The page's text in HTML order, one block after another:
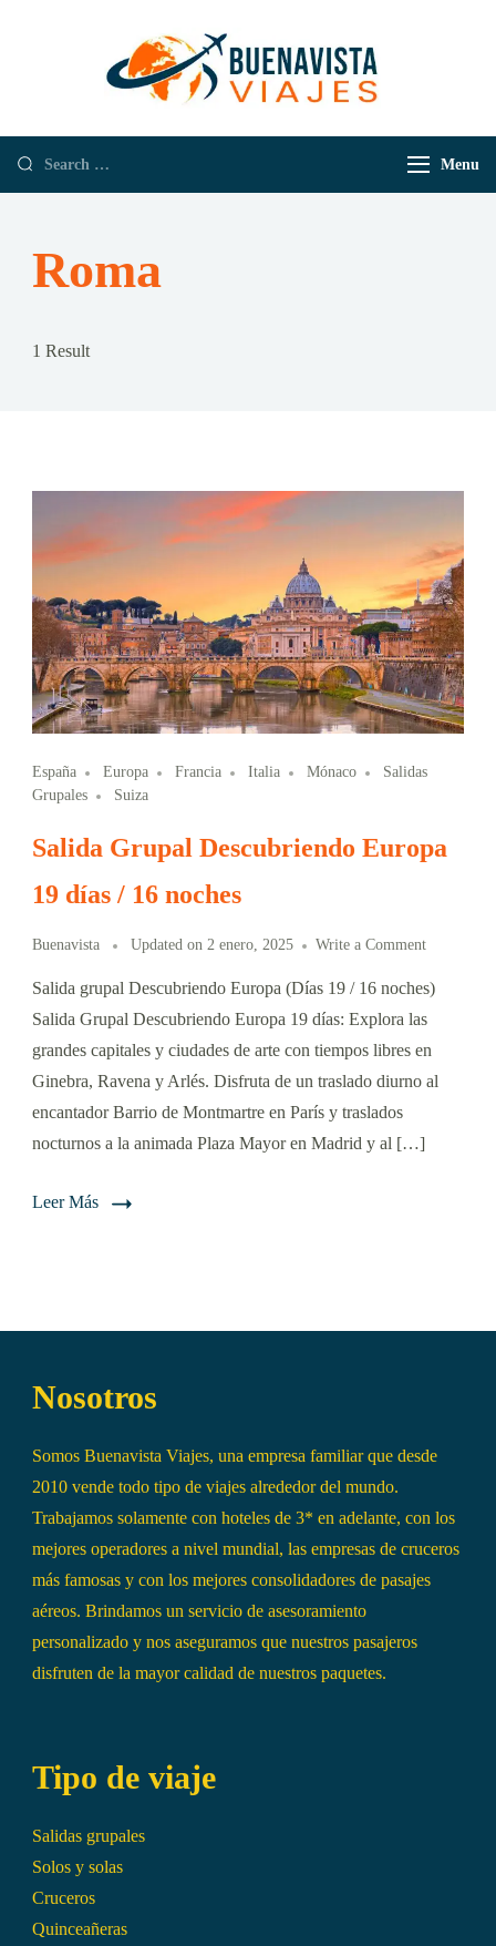
Menu
Roma
1 Result
España Europa Francia Italia Mónaco
Salidas
Grupales
Suiza
Salida Grupal Descubriendo Europa
19 días / 16 noches
Buenavista Updated on 2 enero, 2025 Write a Comment
Salida grupal Descubriendo Europa (Días 19 / 16 noches)
Salida Grupal Descubriendo Europa 19 días: Explora las
grandes capitales y ciudades de arte con tiempos libres en
Ginebra, Ravena y Arlés. Disfruta de un traslado diurno al
encantador Barrio de Montmartre en París y traslados
nocturnos a la animada Plaza Mayor en Madrid y al […]
Leer Más
Nosotros
Somos Buenavista Viajes, una empresa familiar que desde
2010 vende todo tipo de viajes alrededor del mundo.
Trabajamos solamente con hoteles de 3* en adelante, con los
mejores operadores a nivel mundial, las empresas de cruceros
más famosas y con los mejores consolidadores de pasajes
aéreos. Brindamos un servicio de asesoramiento
personalizado y nos aseguramos que nuestros pasajeros
disfruten de la mayor calidad de nuestros paquetes.
Tipo de viaje
Salidas grupales
Solos y solas
Cruceros
Quinceañeras